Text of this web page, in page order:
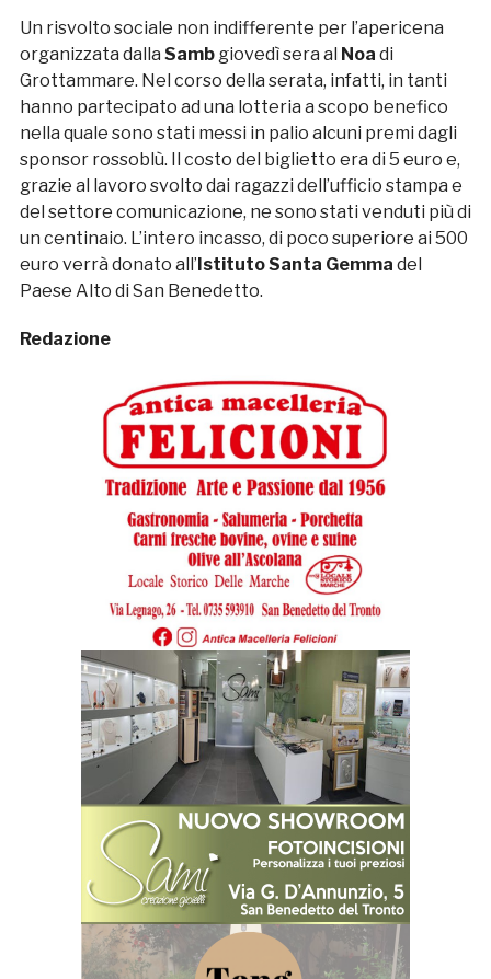
Un risvolto sociale non indifferente per l’apericena
organizzata dalla Sambgiovedì sera al Noa di
Grottammare. Nel corso della serata, infatti, in tanti
hanno partecipato ad una lotteria a scopo benefico
nella quale sono stati messi in palio alcuni premi dagli
sponsor rossoblù. Il costo del biglietto era di 5 euro e,
grazie al lavoro svolto dai ragazzi dell’ufficio stampa e
del settore comunicazione, ne sono stati venduti più di
un centinaio. L’intero incasso, di poco superiore ai 500
euro verrà donato all’ Istituto Santa Gemma del
Paese Alto di San Benedetto.
Redazione